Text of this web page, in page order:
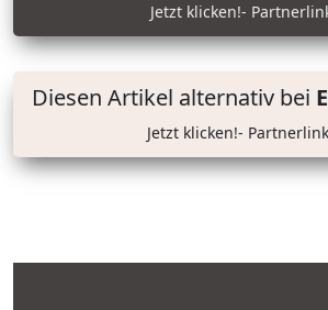
Jetzt klicken!-
Diesen Artikel alternativ bei
Jetzt klicken!-